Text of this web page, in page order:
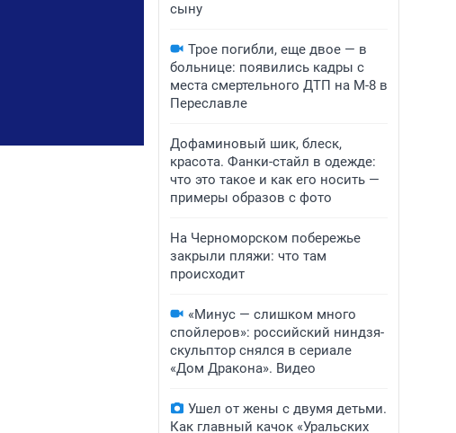
сыну
Трое погибли, еще двое — в
больнице: появились кадры с
места смертельного ДТП на М-8 в
Переславле
Дофаминовый шик, блеск,
красота. Фанки-стайл в одежде:
что это такое и как его носить —
примеры образов с фото
На Черноморском побережье
закрыли пляжи: что там
происходит
«Минус — слишком много
спойлеров»: российский ниндзя-
скульптор снялся в сериале
«Дом Дракона». Видео
Ушел от жены с двумя детьми.
Как главный качок «Уральских